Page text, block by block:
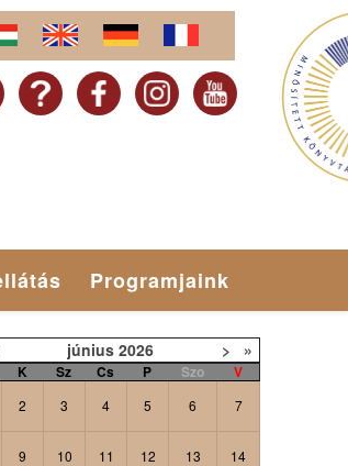
Programjaink
június 2026 > »
K Sz Cs P Szo V
2 3 4 5 6 7
9 10 11 12 13 14